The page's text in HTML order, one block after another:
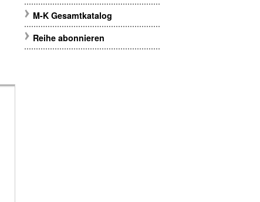
M-K Gesamtkatalog
Reihe abonnieren